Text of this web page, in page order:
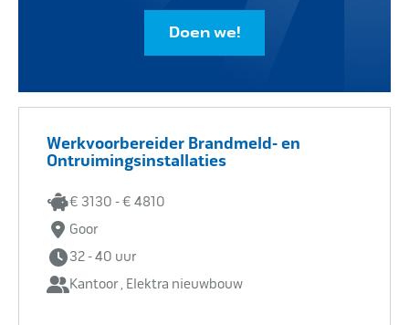
Contact
Doen we!
Werkvoorbereider Brandmeld- en
Ontruimingsinstallaties
€ 3130 - € 4810
Goor
32 - 40 uur
Kantoor , Elektra nieuwbouw